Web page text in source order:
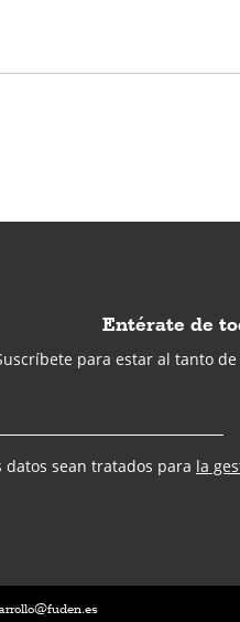
Entérate de
para estar al tanto
datos sean tratados para la